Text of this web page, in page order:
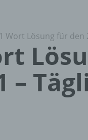
Wort Lösung für den
–